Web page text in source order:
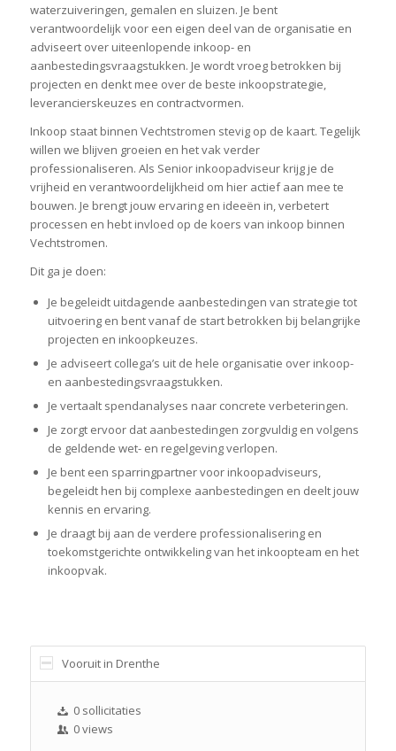
waterzuiveringen, gemalen en sluizen. Je bent
verantwoordelijk voor een eigen deel van de organisatie en
adviseert over uiteenlopende inkoop- en
aanbestedingsvraagstukken. Je wordt vroeg betrokken bij
projecten en denkt mee over de beste inkoopstrategie,
leverancierskeuzes en contractvormen.
Inkoop staat binnen Vechtstromen stevig op de kaart. Tegelijk
willen we blijven groeien en het vak verder
professionaliseren. Als Senior inkoopadviseur krijg je de
vrijheid en verantwoordelijkheid om hier actief aan mee te
bouwen. Je brengt jouw ervaring en ideeën in, verbetert
processen en hebt invloed op de koers van inkoop binnen
Vechtstromen.
Dit ga je doen:
Je begeleidt uitdagende aanbestedingen van strategie tot
uitvoering en bent vanaf de start betrokken bij belangrijke
projecten en inkoopkeuzes.
Je adviseert collega’s uit de hele organisatie over inkoop-
en aanbestedingsvraagstukken.
Je vertaalt spendanalyses naar concrete verbeteringen.
Je zorgt ervoor dat aanbestedingen zorgvuldig en volgens
de geldende wet- en regelgeving verlopen.
Je bent een sparringpartner voor inkoopadviseurs,
begeleidt hen bij complexe aanbestedingen en deelt jouw
kennis en ervaring.
Je draagt bij aan de verdere professionalisering en
toekomstgerichte ontwikkeling van het inkoopteam en het
inkoopvak.
Vooruit in Drenthe
0 sollicitaties
0 views